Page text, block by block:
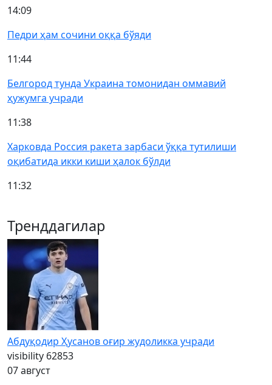
14:09
Педри ҳам сочини оққа бўяди
11:44
Белгород тунда Украина томонидан оммавий
ҳужумга учради
11:38
Харковда Россия ракета зарбаси ўққа тутилиши
оқибатида икки киши ҳалок бўлди
11:32
Тренддагилар
Абдуқодир Ҳусанов оғир жудоликка учради
visibility 62853
07 август